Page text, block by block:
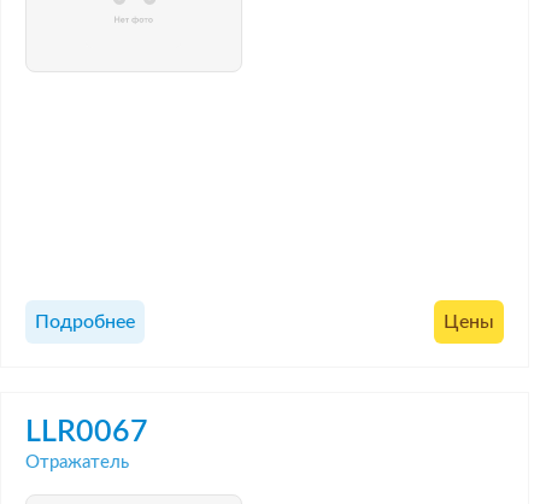
Подробнее Цены
LLR0067
Отражатель